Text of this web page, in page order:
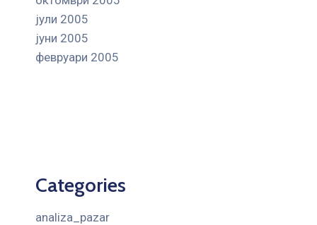
јули 2005
јуни 2005
февруари 2005
Categories
analiza_pazar